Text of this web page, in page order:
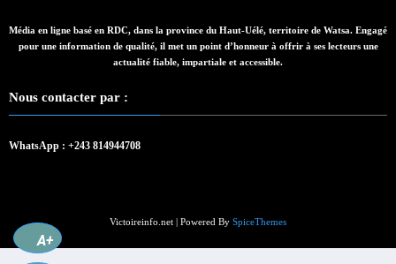
Média en ligne basé en RDC, dans la province du Haut-Uélé, territoire de Watsa. Engagé
pour une information de qualité, il met un point d’honneur à offrir à ses lecteurs une
actualité fiable, impartiale et accessible.
Nous contacter par :
WhatsApp : +243 814944708
Victoireinfo.net | Powered By SpiceThemes
A+